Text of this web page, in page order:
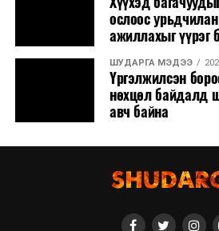
ослоос
ажиллахыг үүрэг
ШУДАРГА МЭДЭЭ
Үргэлжилсэн
нөхцөл байдалд
авч байна